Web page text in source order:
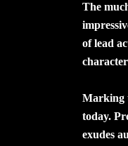
The
of lead
Marking
today.
exudes